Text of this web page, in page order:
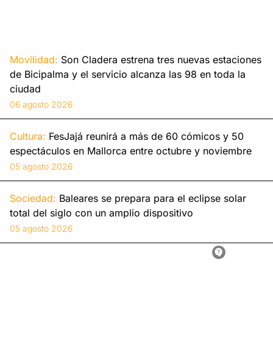
Movilidad: Son Cladera estrena tres nuevas estaciones
de Bicipalma y el servicio alcanza las 98 en toda la
ciudad
06 agosto 2026
Cultura: FesJajá reunirá a más de 60 cómicos y 50
espectáculos en Mallorca entre octubre y noviembre
05 agosto 2026
Sociedad: Baleares se prepara para el eclipse solar
total del siglo con un amplio dispositivo
05 agosto 2026